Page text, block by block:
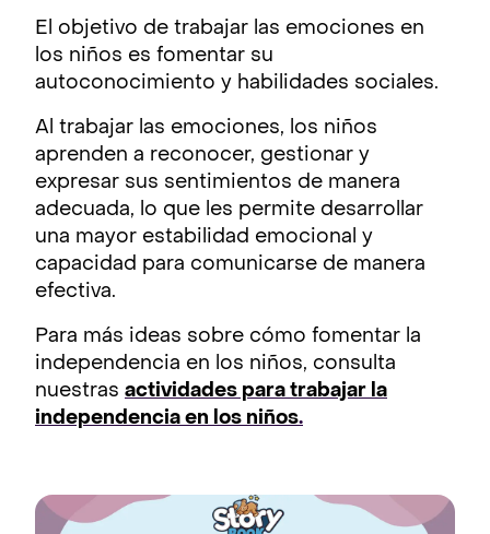
El objetivo de trabajar las emociones en
los niños es fomentar su
autoconocimiento y habilidades sociales.
Al trabajar las emociones, los niños
aprenden a reconocer, gestionar y
expresar sus sentimientos de manera
adecuada, lo que les permite desarrollar
una mayor estabilidad emocional y
capacidad para comunicarse de manera
efectiva.
Para más ideas sobre cómo fomentar la
independencia en los niños, consulta
nuestras actividades para trabajar la
independencia en los niños.